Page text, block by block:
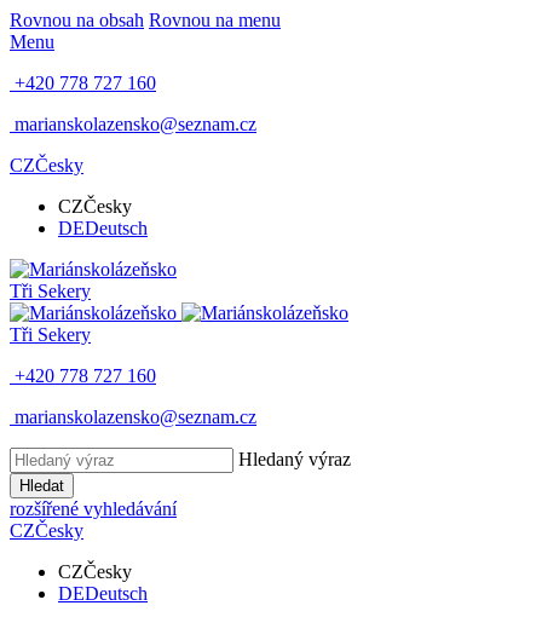
Rovnou na obsah Rovnou na menu
Menu
+420 778 727 160
marianskolazensko@seznam.cz
CZČesky
CZČesky
DEDeutsch
Tři Sekery
Tři Sekery
+420 778 727 160
marianskolazensko@seznam.cz
Hledaný výraz
Hledat
rozšířené vyhledávání
CZČesky
CZČesky
DEDeutsch